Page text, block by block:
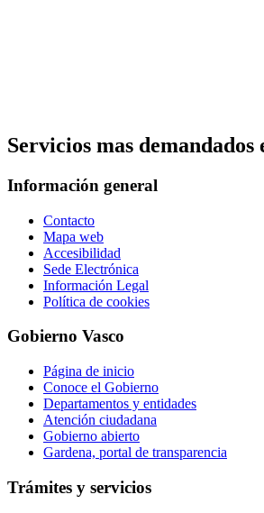
Servicios mas demandados
Información general
Contacto
Mapa web
Accesibilidad
Sede Electrónica
Información Legal
Política de cookies
Gobierno Vasco
Página de inicio
Conoce el Gobierno
Departamentos y entidades
Atención ciudadana
Gobierno abierto
Gardena, portal de transparencia
Trámites y servicios